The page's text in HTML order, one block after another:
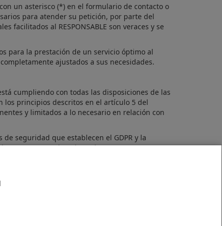
un asterisco (*) en el formulario de contacto o
para atender su petición, por parte del
facilitados al RESPONSABLE son veraces y se
para la prestación de un servicio óptimo al
ajustados a sus necesidades.
cumpliendo con todas las disposiciones de las
los principios descritos en el artículo 5 del
y limitados a lo necesario en relación con
seguridad que establecen el GDPR y la
para que puedan ejercerlos.
Cookies